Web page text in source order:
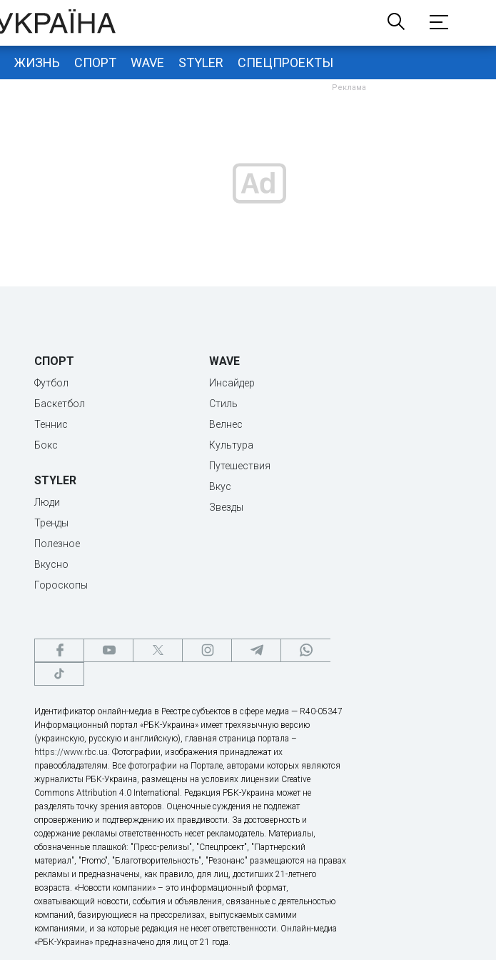
ЖИЗНЬ СПОРТ WAVE STYLER СПЕЦПРОЕКТЫ
СПОРТ
Футбол
Баскетбол
Теннис
Бокс
STYLER
Люди
Тренды
Полезное
Вкусно
Гороскопы
WAVE
Инсайдер
Стиль
Велнес
Культура
Путешествия
Вкус
Звезды
Идентификатор онлайн-медиа в Реестре субъектов в сфере медиа — R40-05347
Информационный портал «РБК-Украина» имеет трехязычную версию
(украинскую, русскую и английскую), главная страница портала –
https://www.rbc.ua. Фотографии, изображения принадлежат их
правообладателям. Все фотографии на Портале, авторами которых являются
журналисты РБК-Украина, размещены на условиях лицензии Creative
Commons Attribution 4.0 International. Редакция РБК-Украина может не
разделять точку зрения авторов. Оценочные суждения не подлежат
опровержению и подтверждению их правдивости. За достоверность и
содержание рекламы ответственность несет рекламодатель. Материалы,
обозначенные плашкой: "Пресс-релизы", "Спецпроект", "Партнерский
материал", "Promo", "Благотворительность", "Резонанс" размещаются на правах
рекламы и предназначены, как правило, для лиц, достигших 21-летнего
возраста. «Новости компании» – это информационный формат,
охватывающий новости, события и объявления, связанные с деятельностью
компаний, базирующиеся на прессрелизах, выпускаемых самими
компаниями, и за которые редакция не несет ответственности. Онлайн-медиа
«РБК-Украина» предназначено для лиц от 21 года.